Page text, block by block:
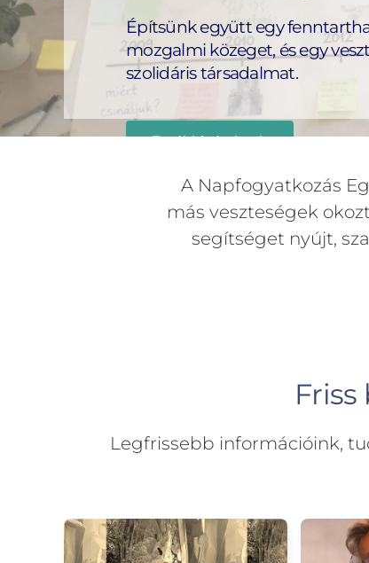
Építsünk együtt egy
mozgalmi közeget, és egy
szolidáris társadalmat.
További részletek
A Napfogyatkozás
más veszteségek
segítséget nyújt,
Friss
Legfrissebb információink,